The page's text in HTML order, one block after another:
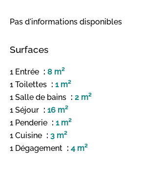
Pas d'informations disponibles
Surfaces
1 Entrée
8 m²
1 Toilettes
1 m²
1 Salle de bains
2 m²
1 Séjour
16 m²
1 Penderie
1 m²
1 Cuisine
3 m²
1 Dégagement
4 m²